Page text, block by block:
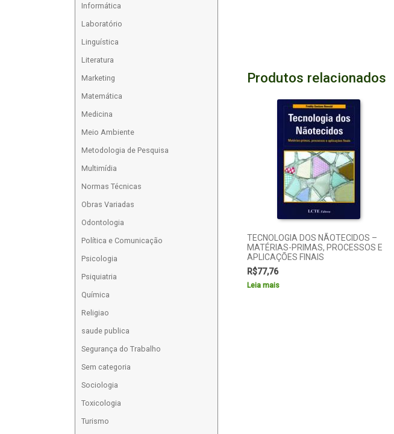
Produtos relacionados
TECNOLOGIA DOS NÃOTECIDOS –
MATÉRIAS-PRIMAS, PROCESSOS E
APLICAÇÕES FINAIS
R$77,76
Leia mais
Informática
Laboratório
Linguística
Literatura
Marketing
Matemática
Medicina
Meio Ambiente
Metodologia de Pesquisa
Multimídia
Normas Técnicas
Obras Variadas
Odontologia
Política e Comunicação
Psicologia
Psiquiatria
Química
Religiao
saude publica
Segurança do Trabalho
Sem categoria
Sociologia
Toxicologia
Turismo